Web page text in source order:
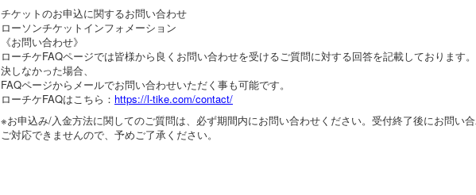
チケットのお申込に関するお問い合わせ
ローソンチケットインフォメーション
《お問い合わせ》
ローチケFAQページでは皆様から良くお問い合わせを受けるご質問に対する回答を記載しております
決しなかった場合、
FAQページからメールでお問い合わせいただく事も可能です。
ローチケFAQはこちら： https://l-tike.com/contact/
※お申込み/入金方法に関してのご質問は、必ず期間内にお問い合わせください。受付終了後にお問い
ご対応できませんので、予めご了承ください。